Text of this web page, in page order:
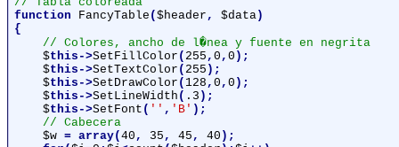
function
FancyTable ( $header , $data)
{
// Colores, ancho de l�nea y fuente en negrita
$this->SetFillColor ( 255 , 0 , 0 );
$this->SetTextColor ( 255 );
$this->SetDrawColor ( 128 , 0 , 0 );
$this->SetLineWidth ( .3 );
$this->SetFont ( '' , 'B' );
// Cabecera
$w = array( 40 , 35 , 45 , 40 );